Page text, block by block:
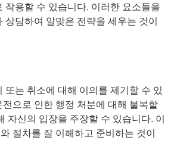
작용할 수 있습니다. 이러한 요소들을
상담하여 알맞은 전략을 세우는 것이
또는 취소에 대해 이의를 제기할 수 있
으로 인한 행정 처분에 대해 불복할
자신의 입장을 주장할 수 있습니다. 이
절차를 잘 이해하고 준비하는 것이